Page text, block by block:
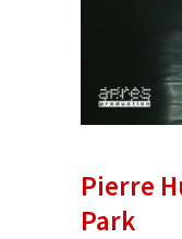
Pierre
Park